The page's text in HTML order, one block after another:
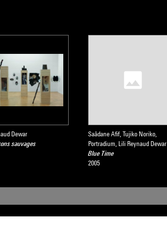
Dewar
sauvages
Saâdane Afif, Tujiko Noriko,
Portradium, Lili Reynaud Dewar
Blue Time
2005